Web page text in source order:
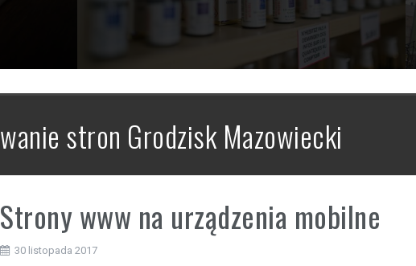
stron Grodzisk Mazowiecki
Strony www na urządzenia mobilne
30 listopada 2017